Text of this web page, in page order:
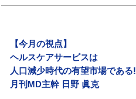
【今月の視点】
ヘルスケアサービスは
人口減少時代の有望市場である!
月刊MD主幹 日野 眞克